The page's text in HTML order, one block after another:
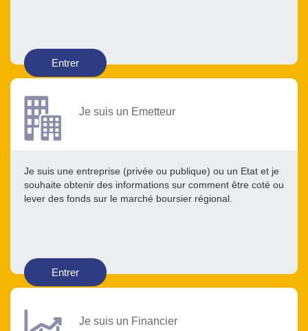
Entrer
Je suis un Emetteur
Je suis une entreprise (privée ou publique) ou un Etat et je
souhaite obtenir des informations sur comment être coté ou
lever des fonds sur le marché boursier régional.
Entrer
Je suis un Financier